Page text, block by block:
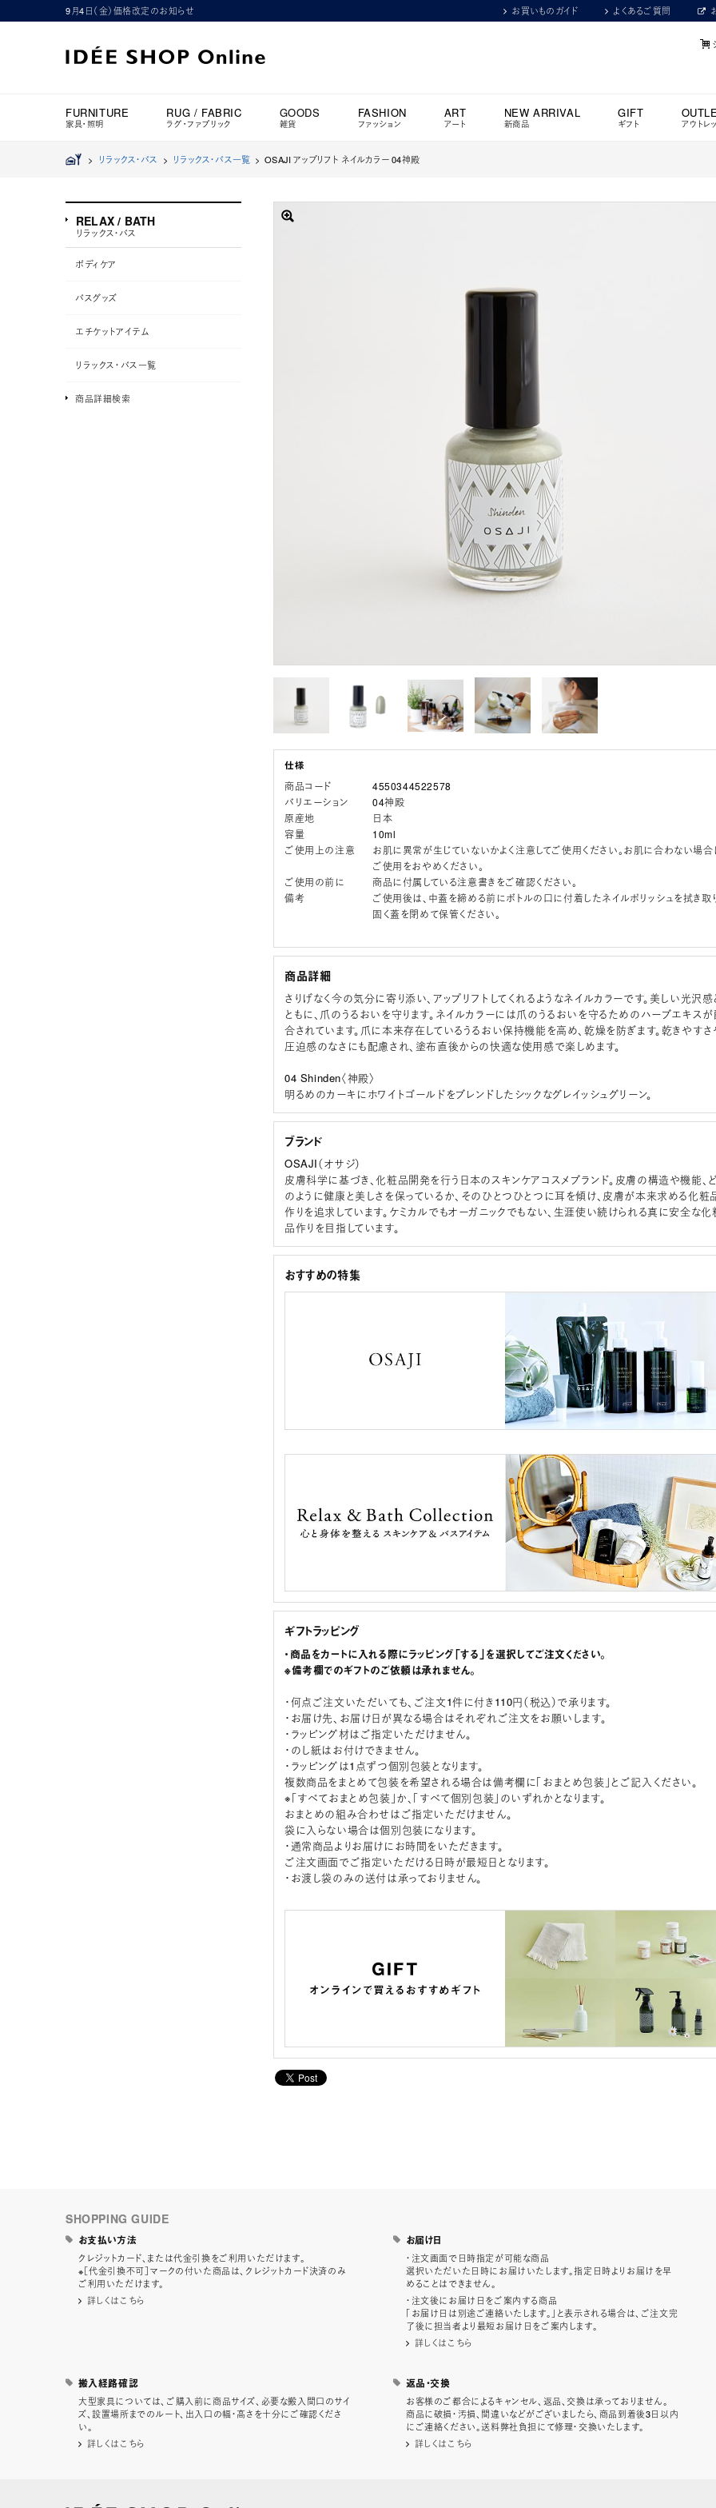
9月4日（金）価格改定のお知らせ お買いものガイド よくあるご質問
FURNITURE
家具・照明
RUG / FABRIC
ラグ・ファブリック
GOODS
雑貨
FASHION
ファッション
ART
アート
NEW ARRIVAL
新商品
GIFT
ギフト アウトレ
> リラックス・バス > リラックス・バス一覧>OSAJI アップリフト ネイルカラー 04神殿
商品コード
4550344522578
バリエーション
04神殿
原産地
日本
容量
10ml
ご使用上の注意
お肌に異常が生じていないかよく注意してご使用ください。お肌に合わない場合
ご使用をおやめください。
ご使用の前に
商品に付属している注意書きをご確認ください。
備考
ご使用後は、中蓋を締める前にボトルの口に付着したネイルポリッシュを拭き取り
固く蓋を閉めて保管ください。
商品詳細
さりげなく今の気分に寄り添い、アップリフトしてくれるようなネイルカラーです。美しい光沢感
ともに、爪のうるおいを守ります。ネイルカラーには爪のうるおいを守るためのハーブエキス
合されています。爪に本来存在しているうるおい保持機能を高め、乾燥を防ぎます。乾きやすさ
圧迫感のなさにも配慮され、塗布直後からの快適な使用感で楽しめます。
04 Shinden〈神殿〉
明るめのカーキにホワイトゴールドをブレンドしたシックなグレイッシュグリーン。
ブランド
OSAJI（オサジ）
皮膚科学に基づき、化粧品開発を行う日本のスキンケアコスメブランド。皮膚の構造や機能、ど
のように健康と美しさを保っているか、そのひとつひとつに耳を傾け、皮膚が本来求める化粧
作りを追求しています。ケミカルでもオーガニックでもない、生涯使い続けられる真に安全な化
品作りを目指しています。
おすすめの特集
ギフトラッピング
・商品をカートに入れる際にラッピング「する」を選択してご注文ください。
※備考欄でのギフトのご依頼は承れません。
・何点ご注文いただいても、ご注文1件に付き110円（税込）で承ります。
・お届け先、お届け日が異なる場合はそれぞれご注文をお願いします。
・ラッピング材はご指定いただけません。
・のし紙はお付けできません。
・ラッピングは1点ずつ個別包装となります。
複数商品をまとめて包装を希望される場合は備考欄に「おまとめ包装」とご記入ください。
※「すべておまとめ包装」か、「すべて個別包装」のいずれかとなります。
おまとめの組み合わせはご指定いただけません。
袋に入らない場合は個別包装になります。
・通常商品よりお届けにお時間をいただきます。
ご注文画面でご指定いただける日時が最短日となります。
・お渡し袋のみの送付は承っておりません。
RELAX / BATH
リラックス・バス
ボディケア
バスグッズ
エチケットアイテム
リラックス・バス一覧
商品詳細検索
SHOPPING GUIDE
お支払い方法
クレジットカード、または代金引換をご利用いただけます。
※［代金引換不可］マークの付いた商品は、クレジットカード決済のみ
ご利用いただけます。
詳しくはこちら
お届け日
・注文画面で日時指定が可能な商品
選択いただいた日時にお届けいたします。指定日時よりお届けを早
めることはできません。
・注文後にお届け日をご案内する商品
「お届け日は別途ご連絡いたします。」と表示される場合は、ご注文完
了後に担当者より最短お届け日をご案内します。
詳しくはこちら
搬入経路確認
大型家具については、ご購入前に商品サイズ、必要な搬入間口のサイ
ズ、設置場所までのルート、出入口の幅・高さを十分にご確認くださ
い。
詳しくはこちら
返品・交換
お客様のご都合によるキャンセル、返品、交換は承っておりません。
商品に破損・汚損、間違いなどがございましたら、商品到着後3日以内
にご連絡ください。送料弊社負担にて修理・交換いたします。
詳しくはこちら